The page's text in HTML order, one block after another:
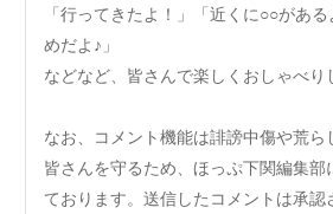
「行ってきたよ！」「近くに○○があ
めだよ♪」
などなど、皆さんで楽しくおしゃべり
なお、コメント機能は誹謗中傷や荒
皆さんを守るため、ほっぷ下関編集部
ております。送信したコメントは承